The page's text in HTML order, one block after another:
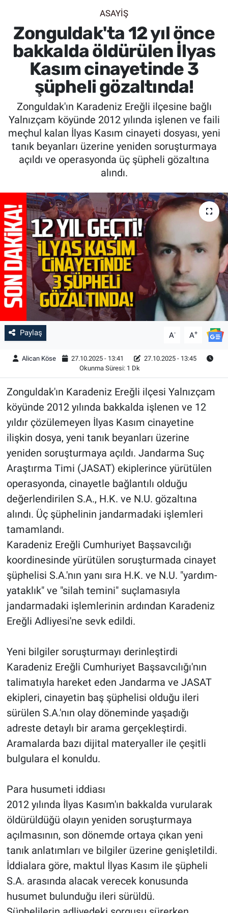
ASAYİŞ
Zonguldak'ta 12 yıl önce
bakkalda öldürülen İlyas
Kasım cinayetinde 3
şüpheli gözaltında!
Zonguldak'ın Karadeniz Ereğli ilçesine bağlı
Yalnızçam köyünde 2012 yılında işlenen ve faili
meçhul kalan İlyas Kasım cinayeti dosyası, yeni
tanık beyanları üzerine yeniden soruşturmaya
açıldı ve operasyonda üç şüpheli gözaltına
alındı.
Paylaş A- A+
Alican Köse 27.10.2025 - 13:41
27.10.2025 - 13:45
Okunma Süresi: 1 Dk
Zonguldak'ın Karadeniz Ereğli ilçesi Yalnızçam
köyünde 2012 yılında bakkalda işlenen ve 12
yıldır çözülemeyen İlyas Kasım cinayetine
ilişkin dosya, yeni tanık beyanları üzerine
yeniden soruşturmaya açıldı. Jandarma Suç
Araştırma Timi (JASAT) ekiplerince yürütülen
operasyonda, cinayetle bağlantılı olduğu
değerlendirilen S.A., H.K. ve N.U. gözaltına
alındı. Üç şüphelinin jandarmadaki işlemleri
tamamlandı.
Karadeniz Ereğli Cumhuriyet Başsavcılığı
koordinesinde yürütülen soruşturmada cinayet
şüphelisi S.A.'nın yanı sıra H.K. ve N.U. "yardım-
yataklık" ve "silah temini" suçlamasıyla
jandarmadaki işlemlerinin ardından Karadeniz
Ereğli Adliyesi'ne sevk edildi.
Yeni bilgiler soruşturmayı derinleştirdi
Karadeniz Ereğli Cumhuriyet Başsavcılığı'nın
talimatıyla hareket eden Jandarma ve JASAT
ekipleri, cinayetin baş şüphelisi olduğu ileri
sürülen S.A.'nın olay döneminde yaşadığı
adreste detaylı bir arama gerçekleştirdi.
Aramalarda bazı dijital materyaller ile çeşitli
bulgulara el konuldu.
Para husumeti iddiası
2012 yılında İlyas Kasım'ın bakkalda vurularak
öldürüldüğü olayın yeniden soruşturmaya
açılmasının, son dönemde ortaya çıkan yeni
tanık anlatımları ve bilgiler üzerine genişletildi.
İddialara göre, maktul İlyas Kasım ile şüpheli
S.A. arasında alacak verecek konusunda
husumet bulunduğu ileri sürüldü.
SPOR
SAĞLIK